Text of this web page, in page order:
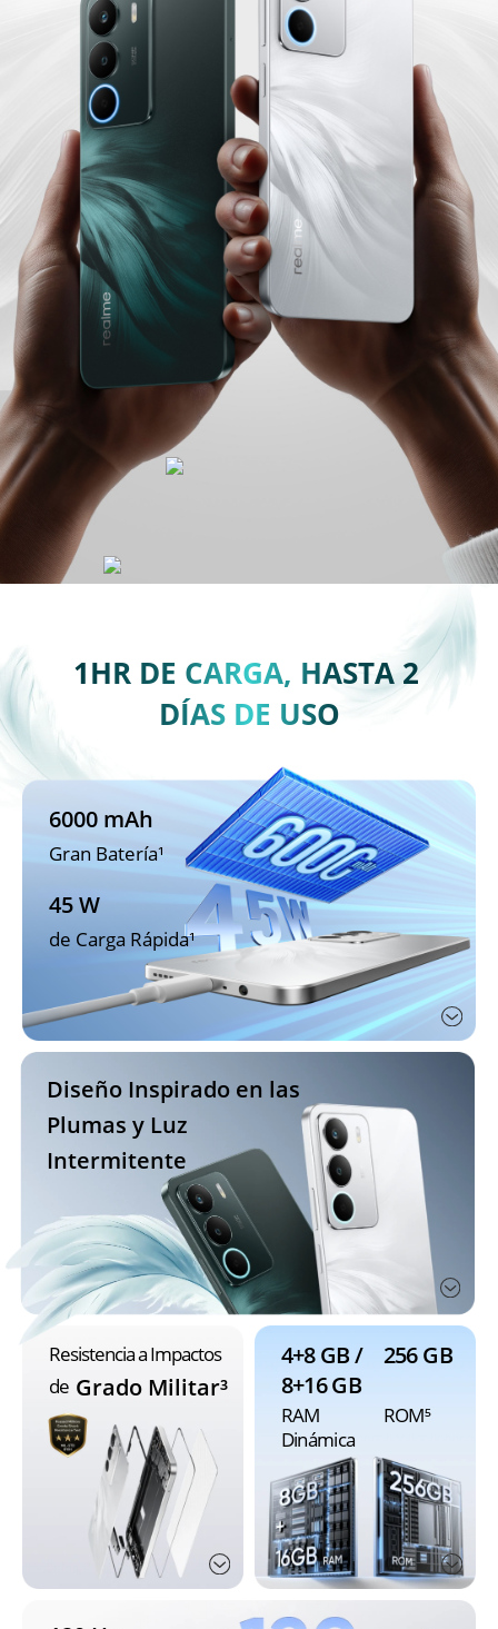
4+8 GB /
8+16 GB
RAM
Dinámica
256 GB
ROM⁵
Grado Militar³
Resistencia a Impactos
de
6000 mAh
Gran Batería¹
45 W
de Carga Rápida¹
Diseño Inspirado en las
Plumas y Luz
Intermitente
1HR DE CARGA, HASTA 2
DÍAS DE USO